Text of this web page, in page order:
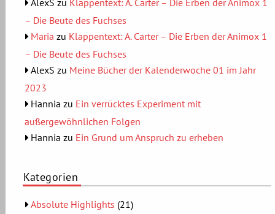
– Die Beute des Fuchses
Maria zu Klappentext: A. Carter – Die Erben der Animox 1
– Die Beute des Fuchses
AlexS zu Meine Bücher der Kalenderwoche 01 im Jahr
2023
Hannia zu Ein verrücktes Experiment mit
außergewöhnlichen Folgen
Hannia zu Ein Grund um Anspruch zu erheben
Kategorien
Absolute Highlights (21)